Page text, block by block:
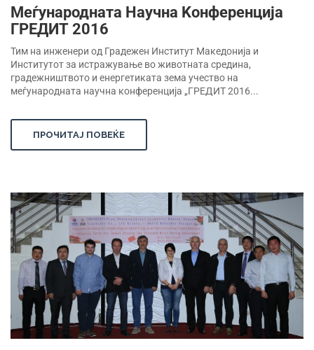
Mеѓународната Hаучна Kонференција
ГРЕДИТ 2016
Тим на инженери од Градежен Институт Македонија и
Институтот за истражување во животната средина,
градежништвото и енергетиката зема учество на
меѓународната научна конференција „ГРЕДИТ 2016...
ПРОЧИТАЈ ПОВЕЌЕ